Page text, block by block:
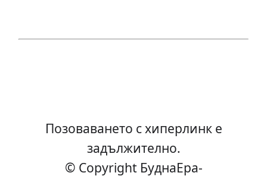
Позоваването с хиперлинк е
задължително.
© Copyright БуднаEра-